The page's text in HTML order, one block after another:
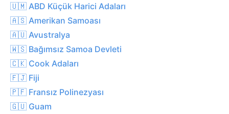
🇺🇲 ABD Küçük Harici Adaları
🇦🇸 Amerikan Samoası
🇦🇺 Avustralya
🇼🇸 Bağımsız Samoa Devleti
🇨🇰 Cook Adaları
🇫🇯 Fiji
🇵🇫 Fransız Polinezyası
🇬🇺 Guam